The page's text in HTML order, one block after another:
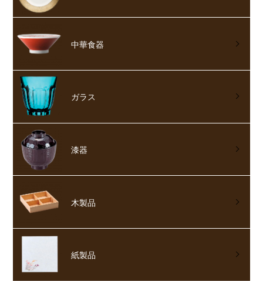
中華食器
ガラス
漆器
木製品
紙製品